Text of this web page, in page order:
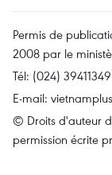
Permis de
2008 par le
Tél: (024)
E-mail:
© Droits d'auteur
permission écrite